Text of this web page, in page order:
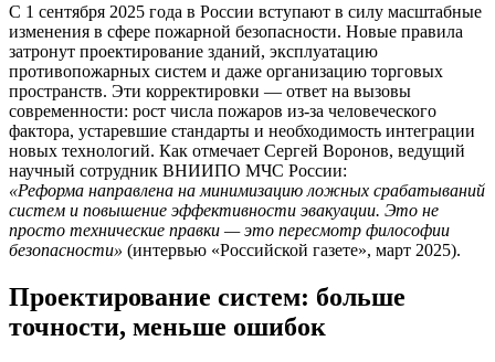
С 1 сентября 2025 года в России вступают в силу масштабные
изменения в сфере пожарной безопасности. Новые правила
затронут проектирование зданий, эксплуатацию
противопожарных систем и даже организацию торговых
пространств. Эти корректировки — ответ на вызовы
современности: рост числа пожаров из-за человеческого
фактора, устаревшие стандарты и необходимость интеграции
новых технологий. Как отмечает Сергей Воронов, ведущий
научный сотрудник ВНИИПО МЧС России:
«Реформа направлена на минимизацию ложных срабатываний
систем и повышение эффективности эвакуации. Это не
просто технические правки — это пересмотр философии
безопасности» (интервью «Российской газете», март 2025).
Проектирование систем: больше
точности, меньше ошибок